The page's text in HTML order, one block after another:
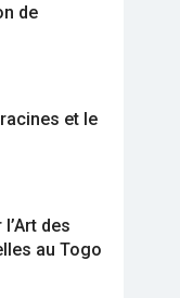
de
et le
des
au Togo